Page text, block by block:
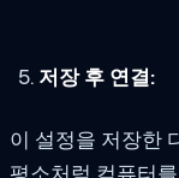
저장 후 연결:
이 설정을 저장한